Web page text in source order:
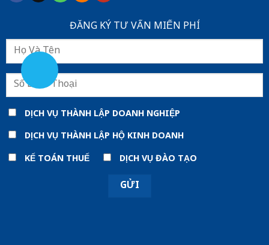
ĐĂNG KÝ TƯ VẤN MIẾN PHÍ
DỊCH VỤ THÀNH LẬP DOANH NGHIỆP
DỊCH VỤ THÀNH LẬP HỘ KINH DOANH
KẾ TOÁN THUẾ
DỊCH VỤ ĐÀO TẠO